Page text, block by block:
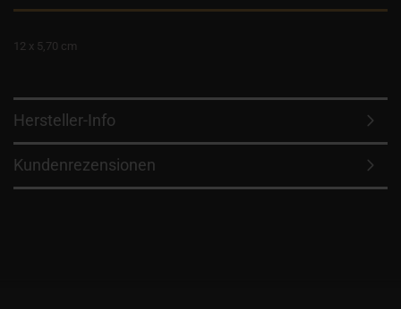
12 x 5,70 cm
Hersteller-Info
Kundenrezensionen